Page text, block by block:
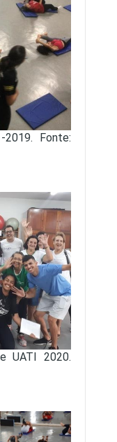
2019. Fonte:
UATI 2020.